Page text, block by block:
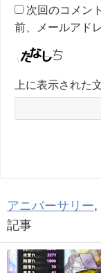
次回のコメン
前、メールアド
上に表示された
アニバーサリー,
記事